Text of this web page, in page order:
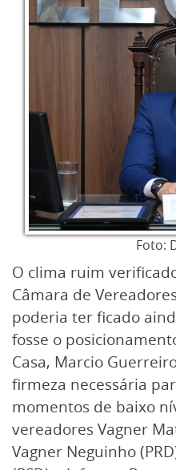
Foto:
O clima ruim
Câmara de
poderia ter ficado
fosse o
Casa, Marcio
firmeza necessária
momentos de baixo
vereadores Vagner
Vagner Neguinho